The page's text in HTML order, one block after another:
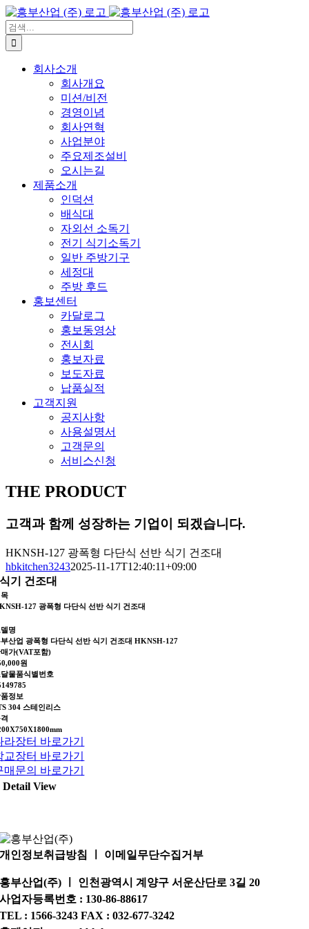
콘
텐
츠
로
검
색:
회사소개
회사개요
미션/비전
경영이념
회사연혁
사업분야
주요제조설비
오시는길
제품소개
인덕션
배식대
자외선 소독기
전기 식기소독기
일반 주방기구
세정대
주방 후드
홍보센터
카달로그
홍보동영상
전시회
홍보자료
보도자료
납품실적
고객지원
공지사항
사용설명서
고객문의
서비스신청
THE PRODUCT
고객과 함께 성장하는 기업이 되겠습니다.
HKNSH-127 광폭형 다단식 선반 식기 건조대
hbkitchen32432025-11-17T12:40:11+09:00
식기 건조대
127 광폭형 다단식 선반 식기 건조대
명
산업 광폭형 다단식 선반 식기 건조대 HKNSH-127
가(VAT포함)
원
물품식별번호
정보
304 스테인리스
라장터 바로가기
교장터 바로가기
매문의 바로가기
Detail View
개인정보취급방침 ㅣ 이메일무단수집거부
흥부산업(주) ㅣ 인천광역시 계양구 서운산단로 3길 20
사업자등록번호 : 130-86-88617
TEL : 1566-3243 FAX : 032-677-3242